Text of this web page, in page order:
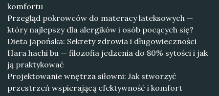
komfortu
Przegląd pokrowców do materacy lateksowych —
który najlepszy dla alergików i osób pocących się?
Dieta japońska: Sekrety zdrowia i długowieczności
Hara hachi bu — filozofia jedzenia do 80% sytości i jak
ją praktykować
Projektowanie wnętrza siłowni: Jak stworzyć
przestrzeń wspierającą efektywność i komfort